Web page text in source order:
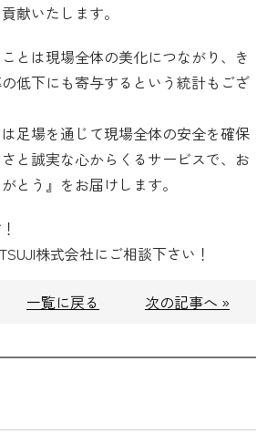
献いたします。
とは現場全体の美化につながり、き
低下にも寄与するという統計もござ
足場を通じて現場全体の安全を確保
と誠実な心からくるサービスで、お
とう』をお届けします。
株式会社にご相談下さい！
一覧に戻る 次の記事へ »